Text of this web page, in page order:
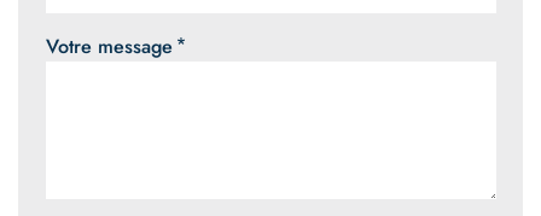
Votre message